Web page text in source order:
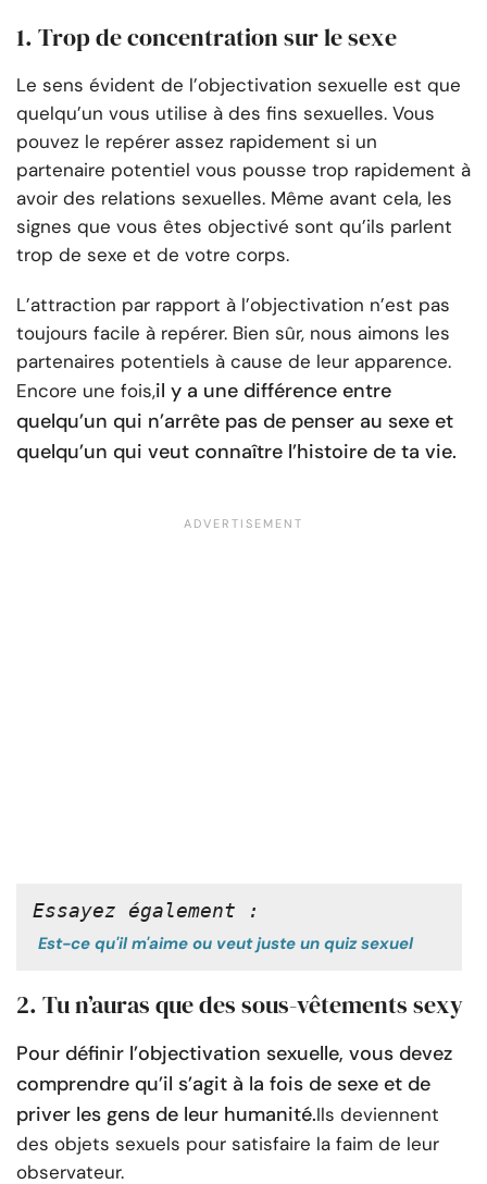
1. Trop de concentration sur le sexe
Le sens évident de l’objectivation sexuelle est que
quelqu’un vous utilise à des fins sexuelles. Vous
pouvez le repérer assez rapidement si un
partenaire potentiel vous pousse trop rapidement à
avoir des relations sexuelles. Même avant cela, les
signes que vous êtes objectivé sont qu’ils parlent
trop de sexe et de votre corps.
L’attraction par rapport à l’objectivation n’est pas
toujours facile à repérer. Bien sûr, nous aimons les
partenaires potentiels à cause de leur apparence.
Encore une fois,il y a une différence entre
quelqu’un qui n’arrête pas de penser au sexe et
quelqu’un qui veut connaître l’histoire de ta vie.
Essayez également :
Est-ce qu'il m'aime ou veut juste un quiz sexuel
2. Tu n’auras que des sous-vêtements sexy
Pour définir l’objectivation sexuelle, vous devez
comprendre qu’il s’agit à la fois de sexe et de
priver les gens de leur humanité.Ils deviennent
des objets sexuels pour satisfaire la faim de leur
observateur.